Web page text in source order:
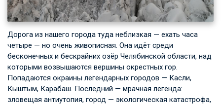
Дорога из нашего города туда неблизкая — ехать часа
четыре — но очень живописная. Она идёт среди
бесконечных и бескрайних озёр Челябинской области, над
которыми возвышаются вершины окрестных гор.
Попадаются окраины легендарных городов — Касли,
Кыштым, Карабаш. Последний — мрачная легенда:
зловещая антиутопия, город — экологическая катастрофа,